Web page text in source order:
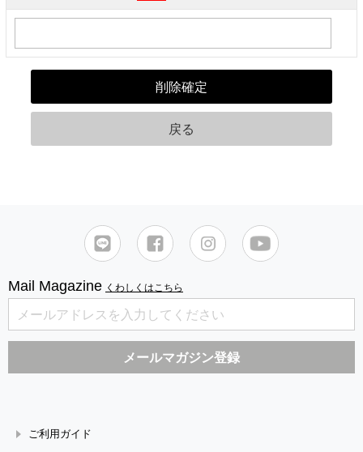
Mail Magazine くわしくはこちら
ご利用ガイド